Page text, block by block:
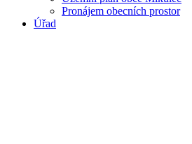
Pronájem obecních prostor
Úřad